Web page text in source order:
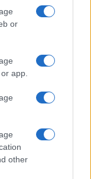
or
app.
other
συμφωνίες